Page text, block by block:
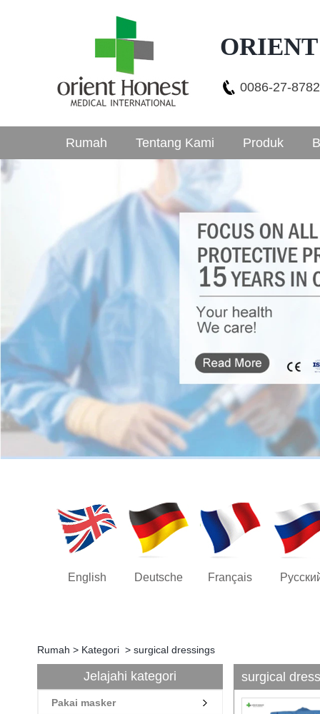
0086-27-
Rumah Tentang Kami Produk
English Deutsche Français
Rumah > Kategori > surgical dressings
Jelajahi kategori
Pakai masker
surgical